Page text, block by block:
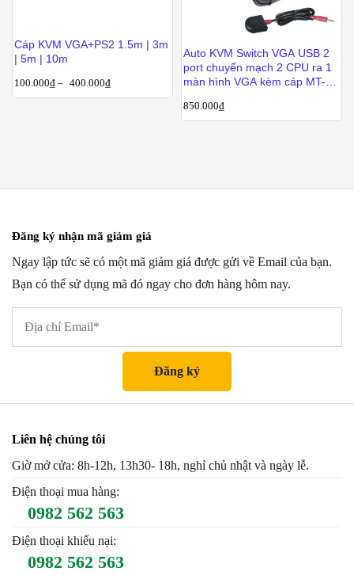
Cáp KVM VGA+PS2 1.5m | 3m
| 5m | 10m
100.000₫ – 400.000₫
Auto KVM Switch VGA USB 2
port chuyển mạch 2 CPU ra 1
màn hình VGA kèm cáp MT-
850.000₫
Đăng ký nhận mã giảm giá
Ngay lập tức sẽ có một mã giảm giá được gửi về Email của bạn.
Bạn có thể sử dụng mã đó ngay cho đơn hàng hôm nay.
Liên hệ chúng tôi
Giờ mở cửa: 8h-12h, 13h30- 18h, nghỉ chủ nhật và ngày lễ.
Điện thoại mua hàng:
0982 562 563
Điện thoại khiếu nại:
0982 562 563